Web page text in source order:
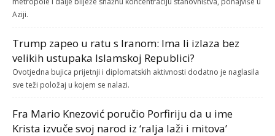
Aziji.
Trump zapeo u ratu s Iranom: Ima li izlaza bez
velikih ustupaka Islamskoj Republici?
Ovotjedna bujica prijetnji i diplomatskih aktivnosti dodatno je naglasila
sve teži položaj u kojem se nalazi.
Fra Mario Knezović poručio Porfiriju da u ime
Krista izvuče svoj narod iz ‘ralja laži i mitova’